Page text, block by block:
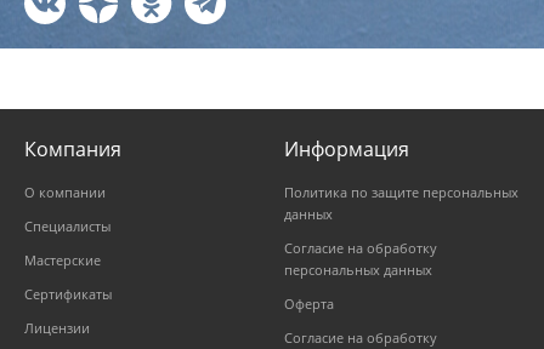
Компания
О компании
Специалисты
Мастерские
Сертификаты
Лицензии
Информация
Политика по защите персональных
данных
Согласие на обработку
персональных данных
Оферта
Согласие на обработку